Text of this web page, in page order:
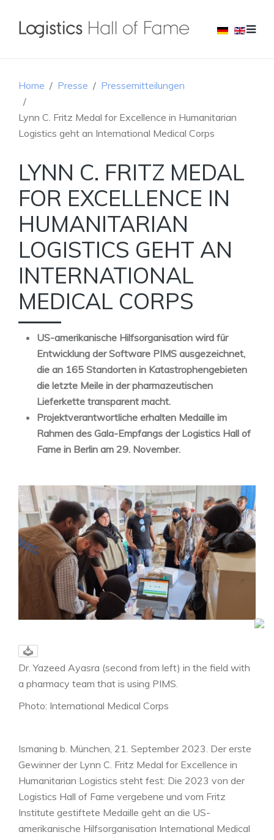
Home Presse Pressemitteilungen
Lynn C. Fritz Medal for Excellence in Humanitarian
Logistics geht an International Medical Corps
LYNN C. FRITZ MEDAL
FOR EXCELLENCE IN
HUMANITARIAN
LOGISTICS GEHT AN
INTERNATIONAL
MEDICAL CORPS
US-amerikanische Hilfsorganisation wird für
Entwicklung der Software PIMS ausgezeichnet,
die an 165 Standorten in Katastrophengebieten
die letzte Meile in der pharmazeutischen
Lieferkette transparent macht.
Projektverantwortliche erhalten Medaille im
Rahmen des Gala-Empfangs der Logistics Hall of
Fame in Berlin am 29. November.
Dr. Yazeed Ayasra (second from left) in the field with
a pharmacy team that is using PIMS.
Photo: International Medical Corps
Ismaning b. München, 21. September 2023. Der erste
Gewinner der Lynn C. Fritz Medal for Excellence in
Humanitarian Logistics steht fest: Die 2023 von der
Logistics Hall of Fame vergebene und vom Fritz
Institute gestiftete Medaille geht an die US-
amerikanische Hilfsorganisation International Medical